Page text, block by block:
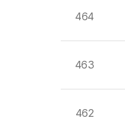
464
463
462